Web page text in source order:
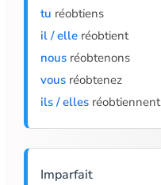
tu réobtiens
il / elle réobtient
nous réobtenons
vous réobtenez
ils / elles réobtiennent
Imparfait